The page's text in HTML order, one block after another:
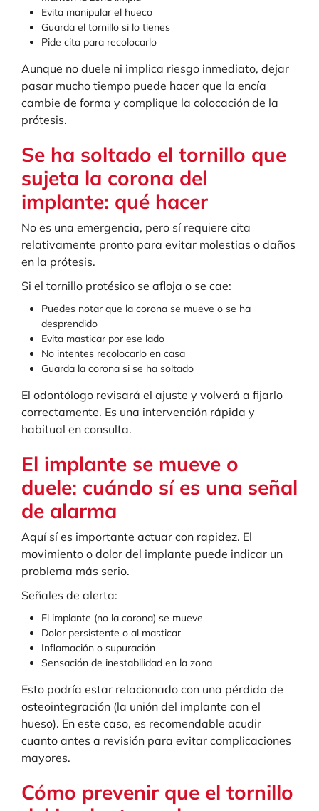
Evita manipular el hueco
Guarda el tornillo si lo tienes
Pide cita para recolocarlo
Aunque no duele ni implica riesgo inmediato, dejar
pasar mucho tiempo puede hacer que la encía
cambie de forma y complique la colocación de la
prótesis.
Se ha soltado el tornillo que
sujeta la corona del
implante: qué hacer
No es una emergencia, pero sí requiere cita
relativamente pronto para evitar molestias o daños
en la prótesis.
Si el tornillo protésico se afloja o se cae:
Puedes notar que la corona se mueve o se ha
desprendido
Evita masticar por ese lado
No intentes recolocarlo en casa
Guarda la corona si se ha soltado
El odontólogo revisará el ajuste y volverá a fijarlo
correctamente. Es una intervención rápida y
habitual en consulta.
El implante se mueve o
duele: cuándo sí es una señal
de alarma
Aquí sí es importante actuar con rapidez. El
movimiento o dolor del implante puede indicar un
problema más serio.
Señales de alerta:
El implante (no la corona) se mueve
Dolor persistente o al masticar
Inflamación o supuración
Sensación de inestabilidad en la zona
Esto podría estar relacionado con una pérdida de
osteointegración (la unión del implante con el
hueso). En este caso, es recomendable acudir
cuanto antes a revisión para evitar complicaciones
mayores.
Cómo prevenir que el tornillo